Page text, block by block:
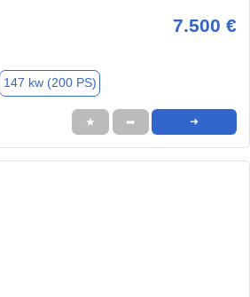
7.500 €
147 kw (200 PS)
★ ➦ ➜